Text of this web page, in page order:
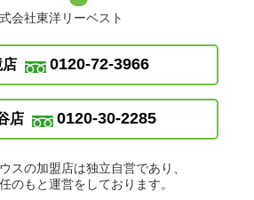
会社東洋リーベスト
店 0120-72-3966
店 0120-30-2285
スの加盟店は独立自営であり、
のもと運営をしております。